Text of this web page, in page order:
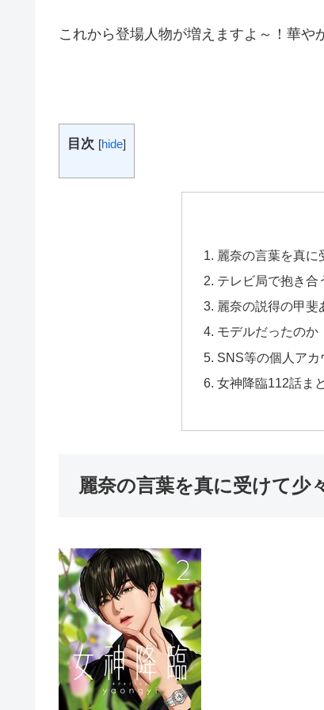
これから登場人物が増えますよ～！華や
目次 [hide]
麗奈の言葉を真に
テレビ局で抱き合
麗奈の説得の甲斐
モデルだったのか
SNS等の個人ア
女神降臨112話ま
麗奈の言葉を真に受けて少